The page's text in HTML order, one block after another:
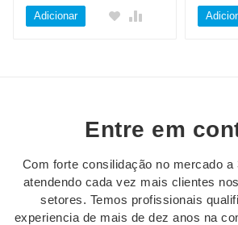
Adicionar
Entre em
Com forte consilidação no mercado a
atendendo cada vez mais clientes
setores. Temos profissionais
experiencia de mais de dez anos na